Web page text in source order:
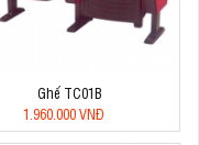
Ghế TC01B
1.960.000 VNĐ